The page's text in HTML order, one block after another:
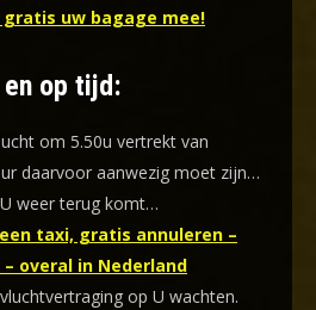
uw bagage mee!
en op tijd:
om 5.50u vertrekt van
daarvoor aanwezig moet zijn…
weer terug komt…
taxi, gratis annuleren –
overal in Nederland
op U wachten.